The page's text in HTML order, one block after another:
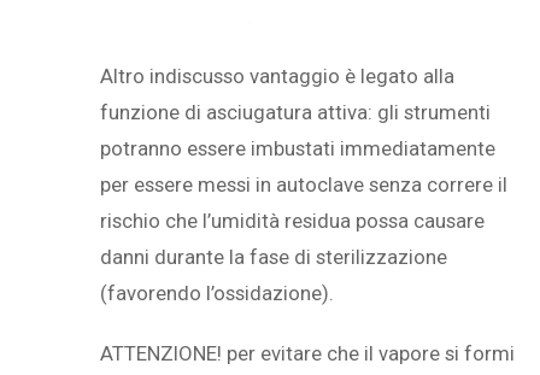
Altro indiscusso vantaggio è legato alla
funzione di asciugatura attiva: gli strumenti
potranno essere imbustati immediatamente
per essere messi in autoclave senza correre il
rischio che l’umidità residua possa causare
danni durante la fase di sterilizzazione
(favorendo l’ossidazione).
ATTENZIONE! per evitare che il vapore si formi